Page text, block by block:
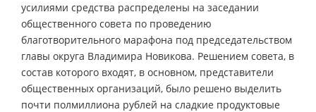
усилиями средства распределены на заседании
общественного совета по проведению
благотворительного марафона под председательством
главы округа Владимира Новикова. Решением совета, в
состав которого входят, в основном, представители
общественных организаций, было решено выделить
почти полмиллиона рублей на сладкие продуктовые